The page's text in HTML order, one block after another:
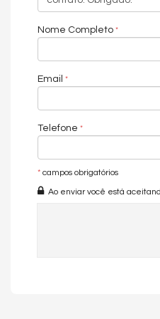
Nome Completo
Email
Telefone
* campos obrigatórios
Ao enviar você está